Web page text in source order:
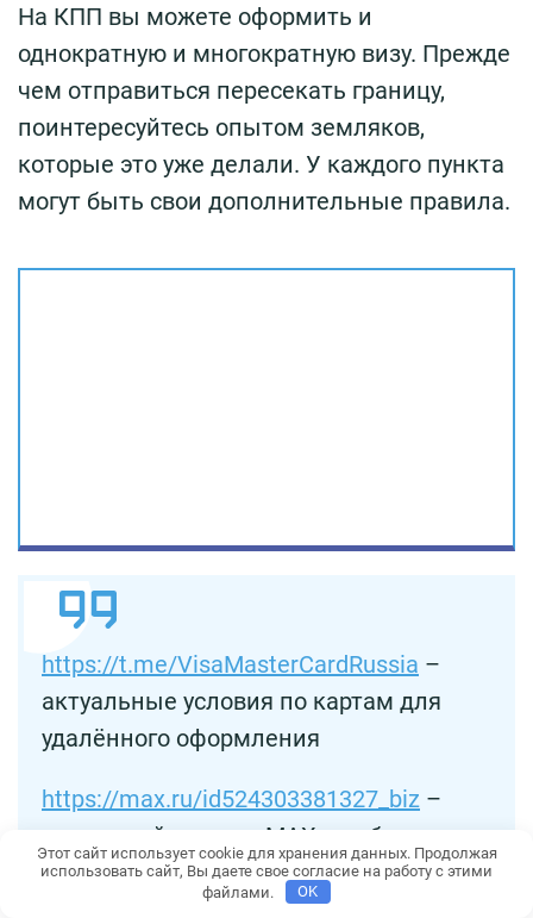
На КПП вы можете оформить и
однократную и многократную визу. Прежде
чем отправиться пересекать границу,
поинтересуйтесь опытом земляков,
которые это уже делали. У каждого пункта
могут быть свои дополнительные правила.
https://t.me/VisaMasterCardRussia –
актуальные условия по картам для
удалённого оформления
https://max.ru/id524303381327_biz –
резервный канал в MAX, где будем
дублировать информацию
Этот сайт использует cookie для хранения данных. Продолжая
использовать сайт, Вы даете свое согласие на работу с этими
файлами.
OK